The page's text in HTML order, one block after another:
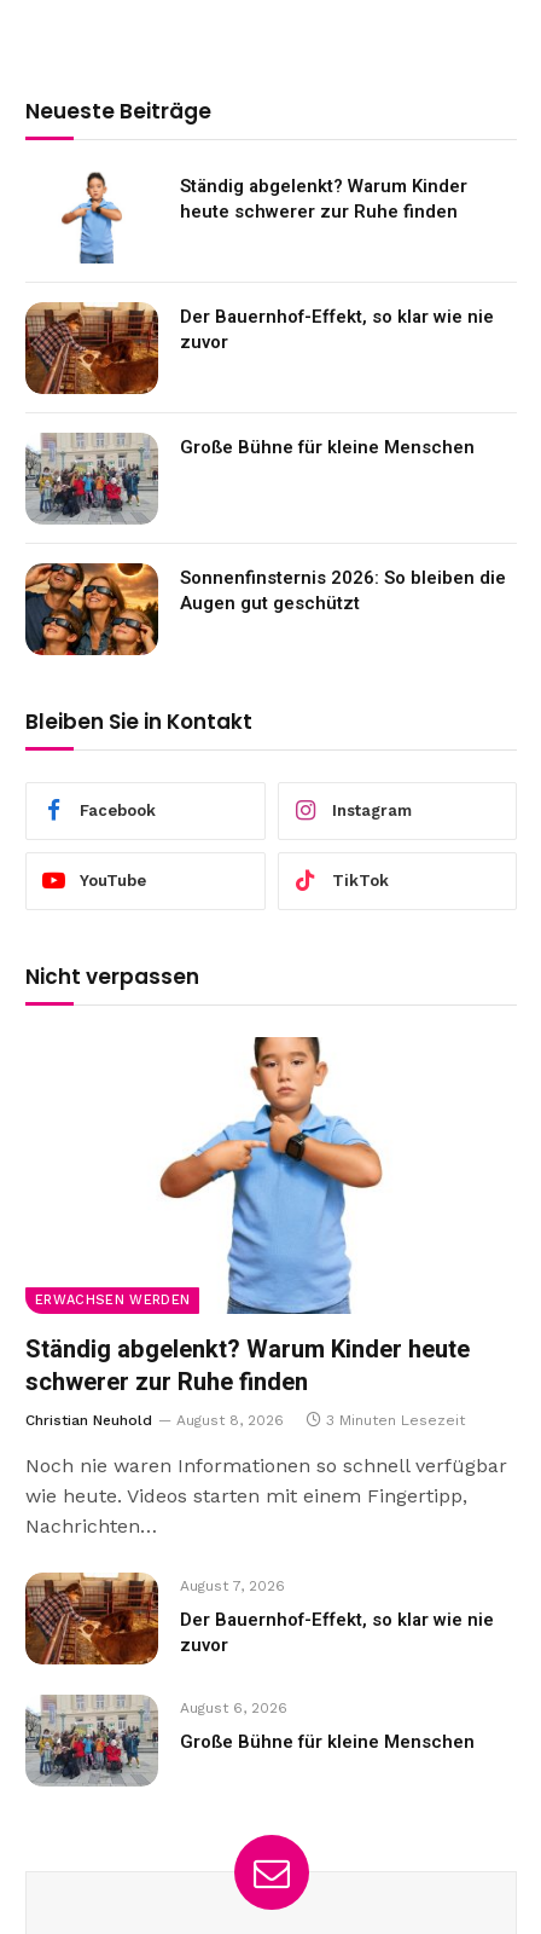
Neueste Beiträge
Ständig abgelenkt? Warum Kinder
heute schwerer zur Ruhe finden
Der Bauernhof-Effekt, so klar wie nie
zuvor
Große Bühne für kleine Menschen
Sonnenfinsternis 2026: So bleiben die
Augen gut geschützt
Bleiben Sie in Kontakt
Facebook Instagram
YouTube TikTok
Nicht verpassen
ERWACHSEN WERDEN
Ständig abgelenkt? Warum Kinder heute
schwerer zur Ruhe finden
Christian Neuhold August 8, 2026 3 Minuten Lesezeit
Noch nie waren Informationen so schnell verfügbar
wie heute. Videos starten mit einem Fingertipp,
Nachrichten…
August 7, 2026
Der Bauernhof-Effekt, so klar wie nie
zuvor
August 6, 2026
Große Bühne für kleine Menschen